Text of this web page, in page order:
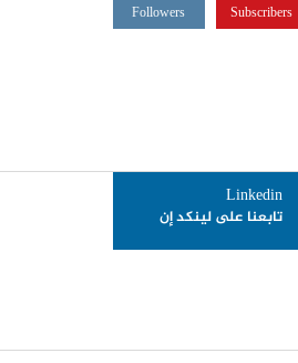
Subscribers
Followers
Linkedin
تابعنا على لينكد إن